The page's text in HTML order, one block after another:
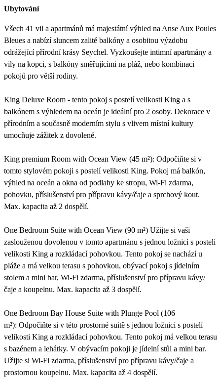
Ubytování
Všech 41 vil a apartmánů má majestátní výhled na Anse Aux Poules
Bleues a nabízí sluncem zalité balkóny a osobitou výzdobu
odrážející přírodní krásy Seychel. Vyzkoušejte intimní apartmány a
vily na kopci, s balkóny směřujícími na pláž, nebo kombinaci
pokojů pro větší rodiny.
King Deluxe Room - tento pokoj s postelí velikosti King a s
balkónem s výhledem na oceán je ideální pro 2 osoby. Dekorace v
přírodním a současně moderním stylu s vlivem místní kultury
umocňuje zážitek z dovolené.
King premium Room with Ocean View (45 m²): Odpočiňte si v
tomto stylovém pokoji s postelí velikosti King. Pokoj má balkón,
výhled na oceán a okna od podlahy ke stropu, Wi-Fi zdarma,
pohovku, příslušenství pro přípravu kávy/čaje a sprchový kout.
Max. kapacita až 2 dospělí.
One Bedroom Suite with Ocean View (90 m²) Užijte si vaši
zaslouženou dovolenou v tomto apartmánu s jednou ložnicí s postelí
velikosti King a rozkládací pohovkou. Tento pokoj se nachází u
pláže a má velkou terasu s pohovkou, obývací pokoj s jídelním
stolem a mini bar, Wi-Fi zdarma, příslušenství pro přípravu kávy/
čaje a koupelnu. Max. kapacita až 3 dospělí.
One Bedroom Bay House Suite with Plunge Pool (106
m²): Odpočiňte si v této prostorné suitě s jednou ložnicí s postelí
velikosti King a rozkládací pohovkou. Tento pokoj má velkou terasu
s bazénem a lehátky. V obývacím pokoji je jídelní stůl a mini bar.
Užijte si Wi-Fi zdarma, příslušenství pro přípravu kávy/čaje a
prostornou koupelnu. Max. kapacita až 4 dospělí.